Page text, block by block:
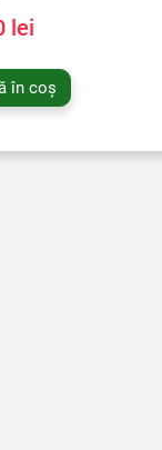
lei
în coș